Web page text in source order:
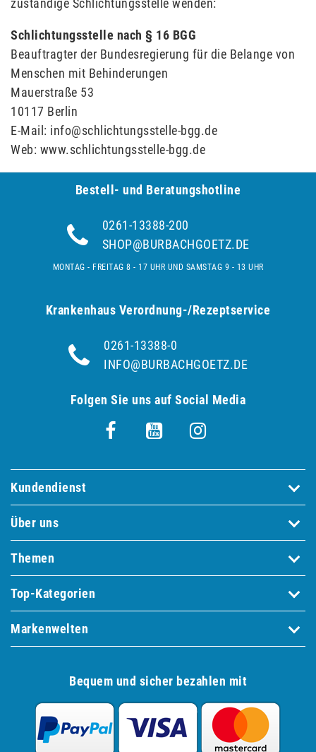
zuständige Schlichtungsstelle wenden:
Schlichtungsstelle nach § 16 BGG
Beauftragter der Bundesregierung für die Belange von
Menschen mit Behinderungen
Mauerstraße 53
10117 Berlin
E-Mail: info@schlichtungsstelle-bgg.de
Web: www.schlichtungsstelle-bgg.de
Bestell- und Be­ra­tungs­hot­line
0261-13388-200
SHOP@BURBACHGOETZ.DE
MONTAG - FREITAG 8 - 17 UHR UND SAMSTAG 9 - 13 UHR
Krankenhaus Verordnung-/Rezeptservice
0261-13388-0
INFO@BURBACHGOETZ.DE
Folgen Sie uns auf Social Media
Kundendienst
Über uns
Themen
Top-Kategorien
Markenwelten
Bequem und sicher bezahlen mit